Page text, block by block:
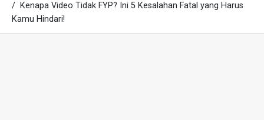
Kenapa Video Tidak FYP? Ini 5 Kesalahan Fatal yang Harus
Kamu Hindari!